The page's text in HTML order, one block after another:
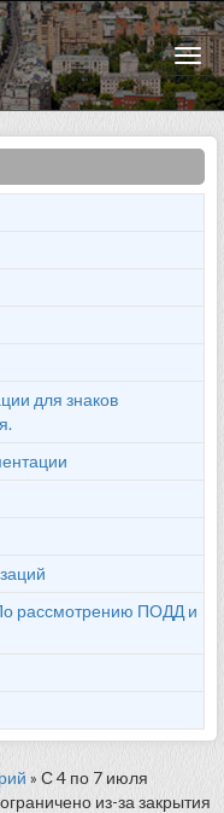
для знаков
рассмотрению ПОДД и
» С 4 по 7 июля
из-за закрытия